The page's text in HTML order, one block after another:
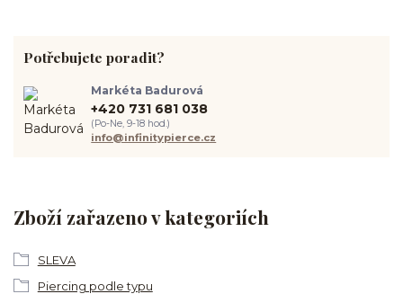
Zboží zařazeno v kategoriích
SLEVA
Piercing podle typu
Potřebujete poradit?
Markéta Badurová
+420 731 681 038
(Po-Ne, 9-18 hod.)
info@infinitypierce.cz